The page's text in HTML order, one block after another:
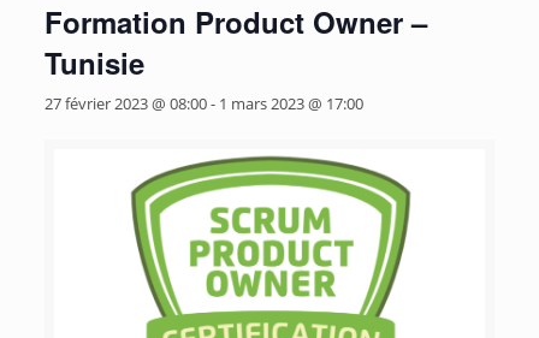
Formation Product Owner –
Tunisie
27 février 2023 @ 08:00- 1 mars 2023 @ 17:00